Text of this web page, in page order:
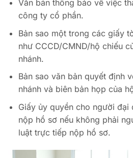
Văn bản thông báo về việc
công ty cổ phần.
Bản sao một trong các giấy
như CCCD/CMND/hộ chiếu
nhánh.
Bản sao văn bản quyết định
nhánh và biên bản họp của
Giấy ủy quyền cho người đại
nộp hồ sơ nếu không phải
luật trực tiếp nộp hồ sơ.